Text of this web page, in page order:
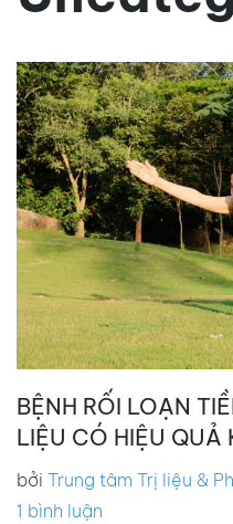
BỆNH RỐI LOẠN
LIỆU CÓ HIỆU QUẢ
bởi Trung tâm Trị liệu &
1 bình luận